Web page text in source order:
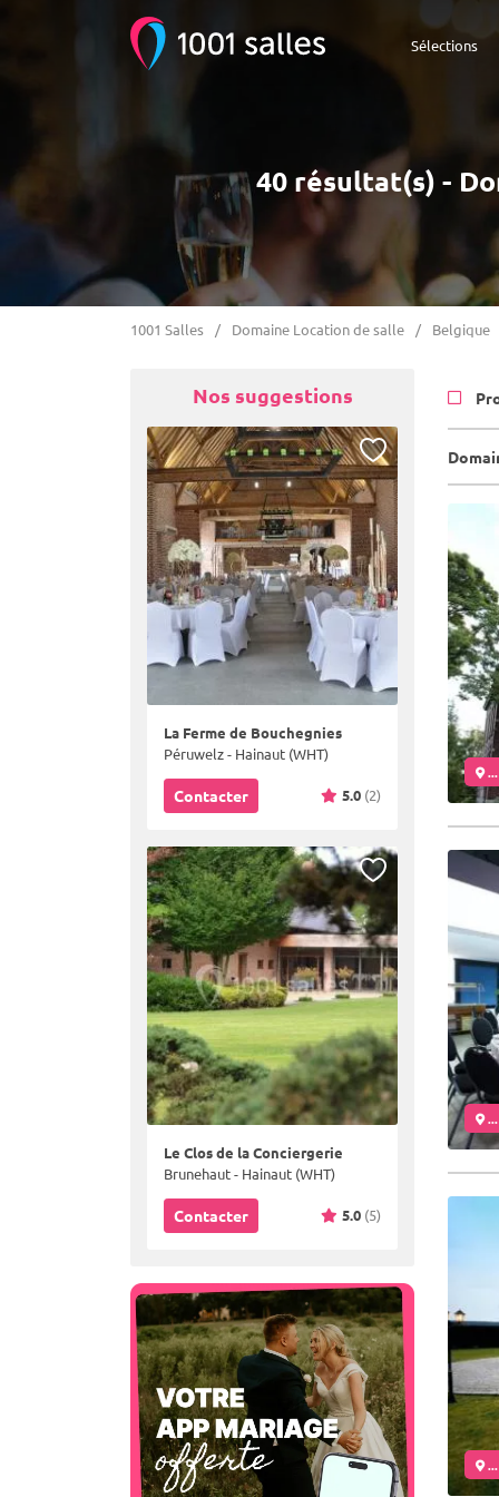
Sélections
40 résultat(s) -
1001 Salles Domaine Location de salle Belgique
Nos suggestions
La Ferme de Bouchegnies
Péruwelz - Hainaut (WHT)
Contacter 5.0 (2)
Le Clos de la Conciergerie
Brunehaut - Hainaut (WHT)
Contacter 5.0 (5)
...
...
...